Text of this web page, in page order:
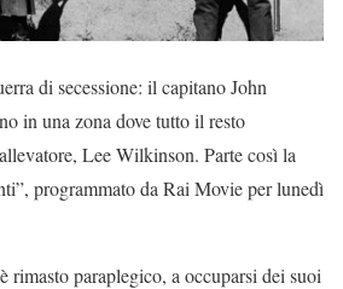
di secessione: il capitano John
in una zona dove tutto il resto
Lee Wilkinson. Parte così la
programmato da Rai Movie per lunedì
paraplegico, a occuparsi dei suoi